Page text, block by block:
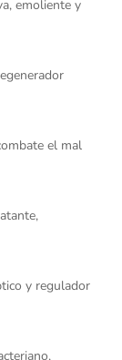
emoliente y
el mal
y regulador